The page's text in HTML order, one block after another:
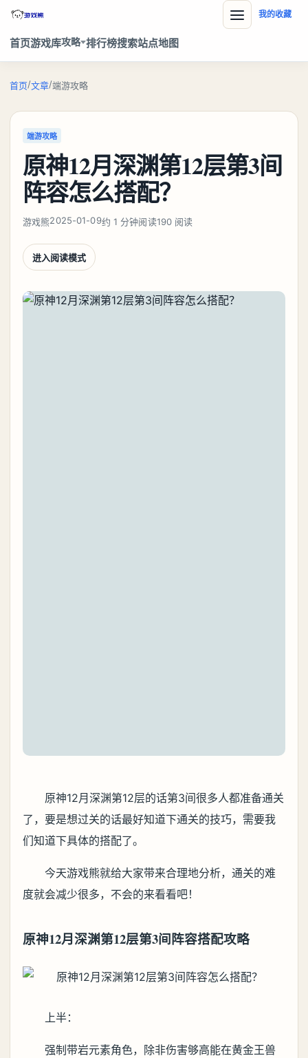
首页游戏库攻略 排行榜搜索站点地图
我的收藏
首页/文章/端游攻略
端游攻略
原神12月深渊第12层第3间
阵容怎么搭配？
游戏熊2025-01-09约 1 分钟阅读190 阅读
进入阅读模式
原神12月深渊第12层的话第3间很多人都准备通关
了，要是想过关的话最好知道下通关的技巧，需要我
们知道下具体的搭配了。
今天游戏熊就给大家带来合理地分析，通关的难
度就会减少很多，不会的来看看吧！
原神12月深渊第12层第3间阵容搭配攻略
上半：
强制带岩元素角色，除非伤害够高能在黄金王兽